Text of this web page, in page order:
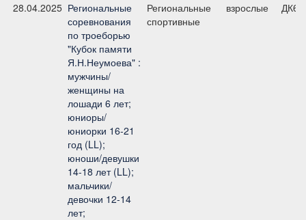
28.04.2025 Региональные
соревнования
по троеборью
"Кубок памяти
Я.Н.Неумоева" :
мужчины/
женщины на
лошади 6 лет;
юниоры/
юниорки 16-21
год (LL);
юноши/девушки
14-18 лет (LL);
мальчики/
девочки 12-14
лет;
Региональные
спортивные
взрослые ДК60